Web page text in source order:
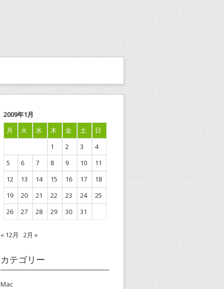
2009年1月
月
火 水 木 金 土
日
1
2 3
4
5
6 7 8 9 10
11
12
13 14 15 16 17
18
19
20 21 22 23 24
25
26
27 28 29 30 31
« 12月 2月 »
カテゴリー
Mac